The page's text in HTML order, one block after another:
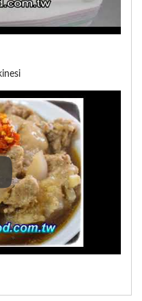
Köfte(Ba-Wan) Yapma